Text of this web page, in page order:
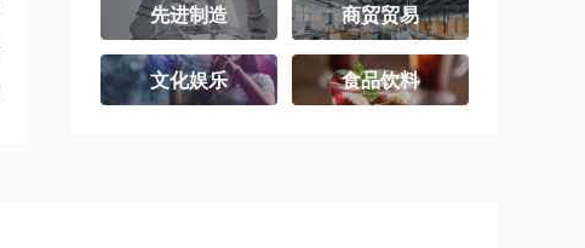
先进制造 商贸贸易
文化娱乐 食品饮料